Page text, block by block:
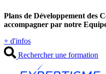
au
contenu
Plans de Développement des
accompagner par notre
+ d'infos
Rechercher une formation